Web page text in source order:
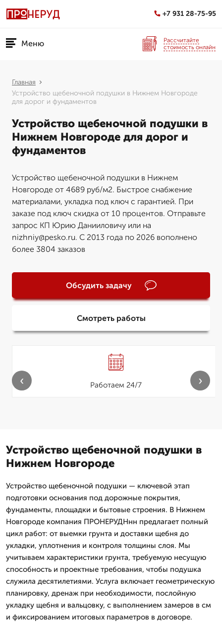
+7 931 28-75-95
Меню
Рассчитайте
стоимость онлайн
Главная
Устройство щебеночной подушки в Нижнем Новгороде
для дорог и фундаментов
Устройство щебеночной подушки в
Нижнем Новгороде для дорог и
фундаментов
Устройство щебеночной подушки в Нижнем
Новгороде от 4689 руб/м2. Быстрое снабжение
материалами, укладка под ключ с гарантией. При
заказе под ключ скидка от 10 процентов. Отправьте
запрос КП Юрию Данииловичу или на
nizhniy@pesko.ru. С 2013 года по 2026 вополнено
более 3804 заказов
Обсудить задачу
Смотреть работы
Работаем 24/7
‹ ›
Устройство щебеночной подушки в
Нижнем Новгороде
Устройство щебеночной подушки — ключевой этап
подготовки основания под дорожные покрытия,
фундаменты, площадки и бытовые строения. В Нижнем
Новгороде компания ПРОНЕРУДНнн предлагает полный
цикл работ: от выемки грунта и доставки щебня до
укладки, уплотнения и контроля толщины слоя. Мы
учитываем характеристики грунта, требуемую несущую
способность и проектные требования, чтобы подушка
служила десятилетиями. Услуга включает геометрическую
планировку, дренаж при необходимости, послойную
укладку щебня и вальцовку, с выполнением замеров в см
и фиксированием итоговых параметров в договоре.